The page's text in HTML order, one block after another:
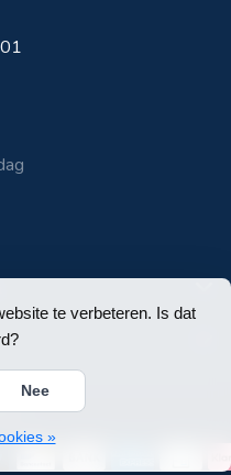
te verbeteren. Is dat
Nee
»